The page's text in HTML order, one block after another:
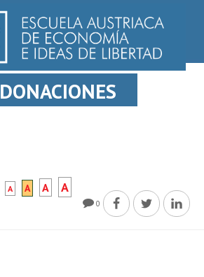
DONACIONES
A A A A
0